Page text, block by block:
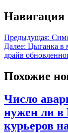
Навигация
Предыдущая:
Далее: Цыганка в
драйв
Похожие
Число
нужен ли в
курьеров